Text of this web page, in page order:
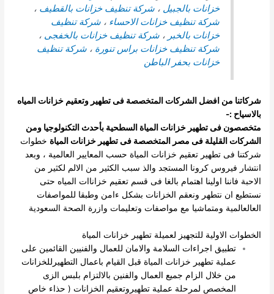
خزانات بالجبيل ،شركة تنظيف خزانات بالقطيف ،
شركة تنظيف خزانات الاحساء ،شركة تنظيف
خزانات بالخبر ،شركة تنظيف خزانات بالخفجى ،
شركة تنظيف خزانات براس تنورة ،شركة تنظيف
خزانات بحفر الباطن
شركاتنا من افضل الشركات المتخصصة فى تطهير وتعقيم خزانات المياه
بالاسياح :-
متخصصون فى تطهير خزانات المياة السطحية بأحدث التكنولوجيا ومن
الشركات القليلة فى مصر المتخصصة فى تطهير خزانات المياة خطوات
شركتنا فى تطهير تعقيم خزانات المياة حسب المعايير العالمية ، وبعد
انتشار فيروس كرونا المستجد والذ سبب الكثير من الالم لكثير من
الاحبة فاننا اولينا اهتمام بالغا فى قسم تعقيم خزاناات المياه حتى
نستطيع ان نتطهر ونعقم الخزانات بشكل ءامن وطبقا للمواصفات
العالعالمية ومتماشيا مع مواصفات وتعليمات وازرة الصحة السعودية
الخطوات الاولية للتجهيز لعميلة تطهير خزانات المياة
تطبيق اجراءات السلامة والامان للعمال والفنيين القائمين على
عملية تطهير خزانات المياة قبل القيام باعمال التطهيرللخزانات
من خلال الزام جميع العمال والفنين بالالتزام بلبس الزى
المخصص لمرحلة عملية تطهيروتعقيم الخزانات ( حذاء خاص